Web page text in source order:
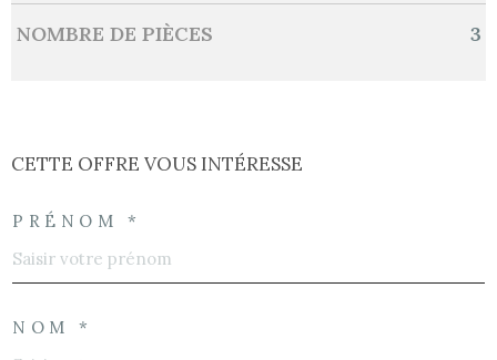
NOMBRE DE PIÈCES 3
CETTE OFFRE VOUS INTÉRESSE
PRÉNOM *
NOM *